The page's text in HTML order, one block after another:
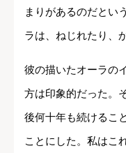
まりがあるのだとい
ラは、ねじれたり、
彼の描いたオーラの
方は印象的だった。
後何十年も続けるこ
ことにした。私はこ